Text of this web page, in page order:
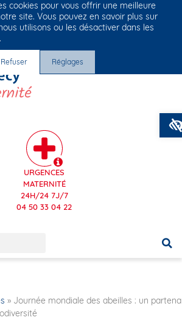
URGENCES
MATERNITÉ
24H/24 7J/7
04 50 33 04 22
» Journée mondiale des abeilles : un
cookies pour vous offrir une meilleure
site. Vous pouvez en savoir plus sur
utilisons ou les désactiver dans les
.
Refuser Réglages